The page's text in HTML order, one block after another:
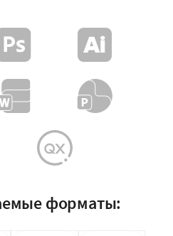
форматы: